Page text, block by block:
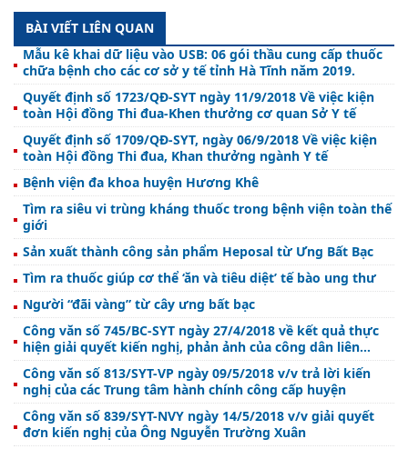
BÀI VIẾT LIÊN QUAN
Mẫu kê khai dữ liệu vào USB: 06 gói thầu cung cấp thuốc
chữa bệnh cho các cơ sở y tế tỉnh Hà Tĩnh năm 2019.
Quyết định số 1723/QĐ-SYT ngày 11/9/2018 Về việc kiện
toàn Hội đồng Thi đua-Khen thưởng cơ quan Sở Y tế
Quyết định số 1709/QĐ-SYT, ngày 06/9/2018 Về việc kiện
toàn Hội đồng Thi đua, Khan thưởng ngành Y tế
Bệnh viện đa khoa huyện Hương Khê
Tìm ra siêu vi trùng kháng thuốc trong bệnh viện toàn thế
giới
Sản xuất thành công sản phẩm Heposal từ Ưng Bất Bạc
Tìm ra thuốc giúp cơ thể ‘ăn và tiêu diệt’ tế bào ung thư
Người “đãi vàng” từ cây ưng bất bạc
Công văn số 745/BC-SYT ngày 27/4/2018 về kết quả thực
hiện giải quyết kiến nghị, phản ảnh của công dân liên
quan đến bãi rác Phượng Thành, huyện Đức Thọ
Công văn số 813/SYT-VP ngày 09/5/2018 v/v trả lời kiến
nghị của các Trung tâm hành chính công cấp huyện
Công văn số 839/SYT-NVY ngày 14/5/2018 v/v giải quyết
đơn kiến nghị của Ông Nguyễn Trường Xuân